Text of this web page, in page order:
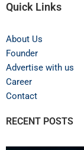
Quick Links
About Us
Founder
Advertise with us
Career
Contact
RECENT POSTS